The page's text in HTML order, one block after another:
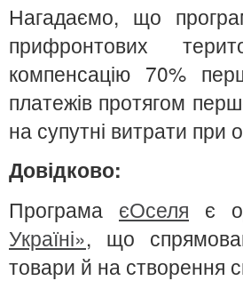
Нагадаємо, що
прифронтових
компенсацію 70%
платежів протягом
на супутні витрати при
Довідково:
Програма єОселя є
Україні», що
товари й на створення